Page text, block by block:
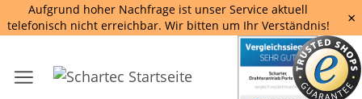
Aufgrund hoher Nachfrage ist unser Service aktuell
telefonisch nicht erreichbar. Wir bitten um Ihr Verständnis!
×